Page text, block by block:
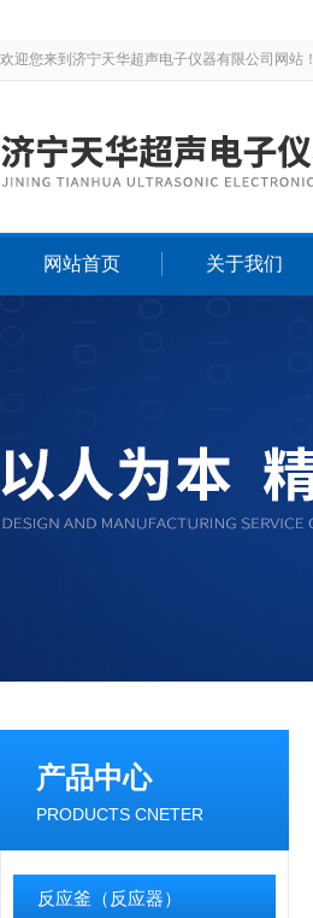
欢迎您来到济宁天华超声电子仪器有限公司网站！
网站首页 关于我们
产品中心
PRODUCTS CNETER
反应釜（反应器）